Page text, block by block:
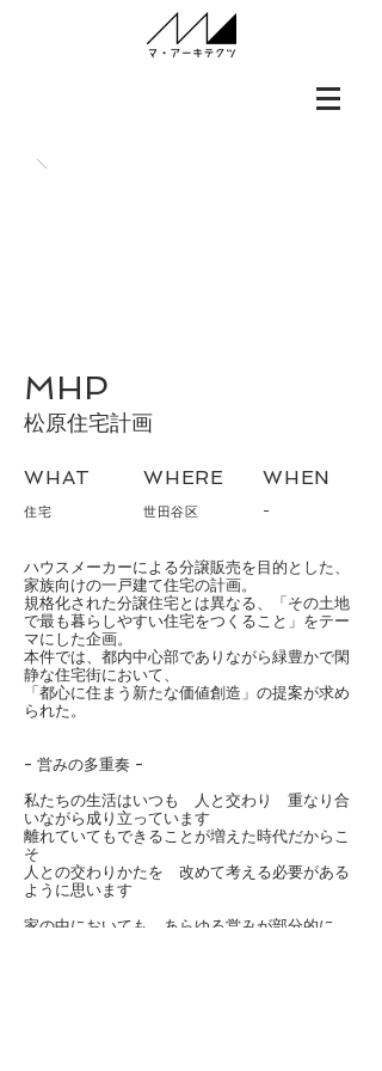
MHP
松原住宅計画
WHAT
住宅
WHERE
世田谷区
WHEN
-
ハウスメーカーによる分譲販売を目的とした、
家族向けの一戸建て住宅の計画。
規格化された分譲住宅とは異なる、「その土地
で最も暮らしやすい住宅をつくること」をテー
マにした企画。
本件では、都内中心部でありながら緑豊かで閑
静な住宅街において、
「都心に住まう新たな価値創造」の提案が求め
られた。
- 営みの多重奏 -
私たちの生活はいつも 人と交わり 重なり合
いながら成り立っています
離れていてもできることが増えた時代だからこ
そ
人との交わりかたを 改めて考える必要がある
ように思います
家の中においても あらゆる営みが部分的に